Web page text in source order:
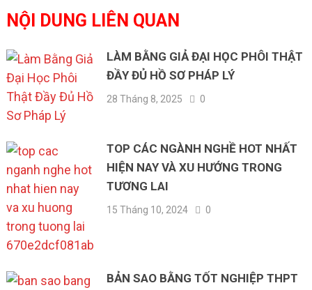
NỘI DUNG LIÊN QUAN
LÀM BẰNG GIẢ ĐẠI HỌC PHÔI THẬT
ĐẦY ĐỦ HỒ SƠ PHÁP LÝ
28 Tháng 8, 2025 0
TOP CÁC NGÀNH NGHỀ HOT NHẤT
HIỆN NAY VÀ XU HƯỚNG TRONG
TƯƠNG LAI
15 Tháng 10, 2024 0
BẢN SAO BẰNG TỐT NGHIỆP THPT